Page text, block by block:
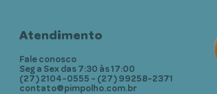
Atendimento
Fale conosco
Seg a Sex das 7:30 às 17:00
(27) 2104-0555 - (27) 99258-2371
contato@pimpolho.com.br